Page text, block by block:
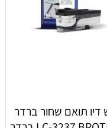
דיו תואם שחור ברדר